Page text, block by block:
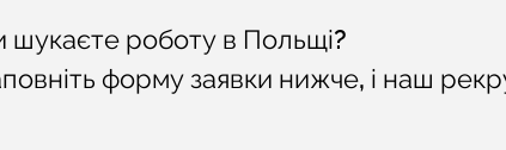
шукаєте роботу в Польщі?
форму заявки нижче, і наш